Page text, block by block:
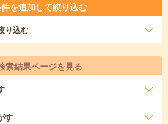
を追加して絞り込む
り込む
索結果ページを見る
す